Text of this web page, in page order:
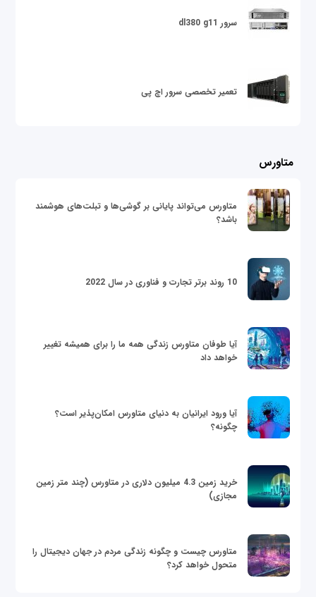
سرور dl380 g11
تعمیر تخصصی سرور اچ پی
متاورس
متاورس می‌تواند پایانی بر گوشی‌ها و تبلت‌های هوشمند
باشد؟
10 روند برتر تجارت و فناوری در سال 2022
آیا طوفان متاورس زندگی همه ما را برای همیشه تغییر
خواهد داد
آیا ورود ایرانیان به دنیای متاورس امکان‌پذیر است؟
چگونه؟
خرید زمین 4.3 میلیون دلاری در متاورس (چند متر زمین
مجازی)
متاورس چیست و چگونه زندگی مردم در جهان دیجیتال را
متحول خواهد کرد؟